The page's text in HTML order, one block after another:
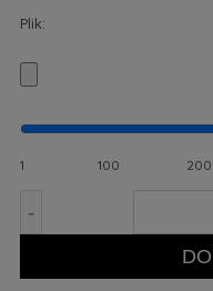
Plik:
1 100 200
-